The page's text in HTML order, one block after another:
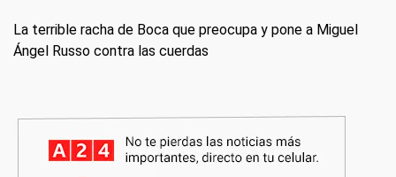
La terrible racha de Boca que preocupa y pone a Miguel
Ángel Russo contra las cuerdas